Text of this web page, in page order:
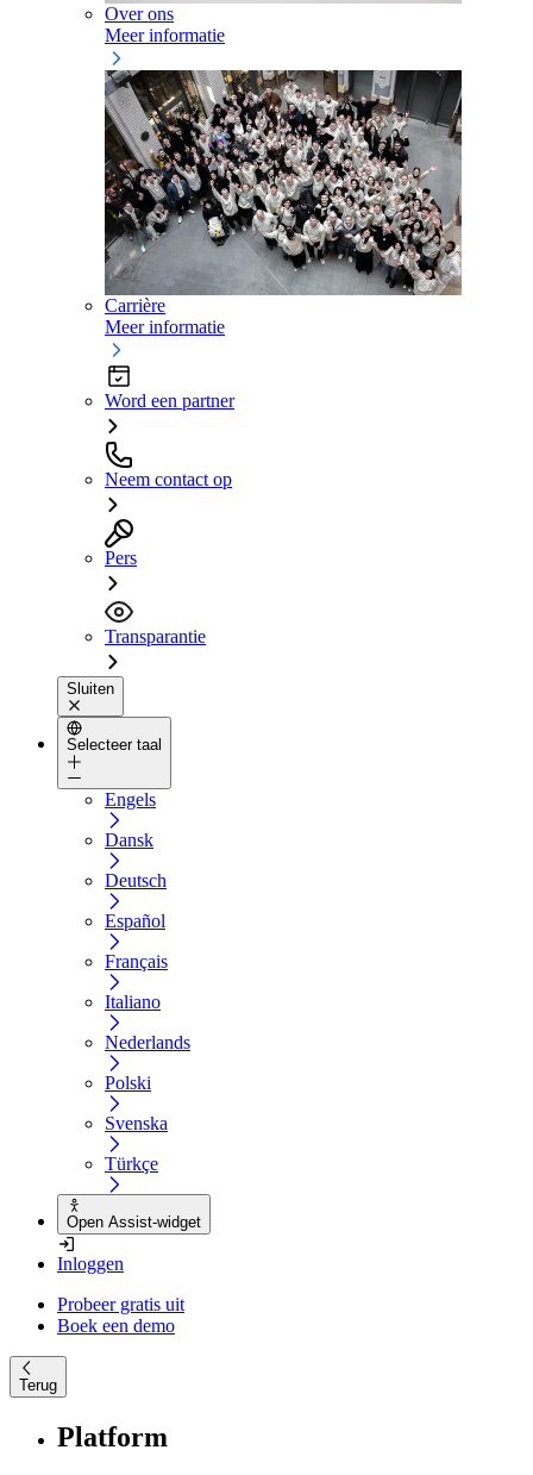
Over ons
Meer informatie
Carrière
Meer informatie
Word een partner
Neem contact op
Pers
Transparantie
Sluiten
Selecteer taal
Engels
Dansk
Deutsch
Español
Français
Italiano
Nederlands
Polski
Svenska
Türkçe
Open Assist-widget
Inloggen
Probeer gratis uit
Boek een demo
Terug
Platform